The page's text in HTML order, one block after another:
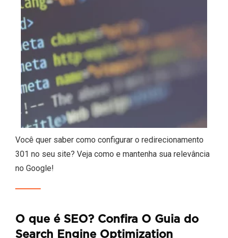
Você quer saber como configurar o redirecionamento
301 no seu site? Veja como e mantenha sua relevância
no Google!
O que é SEO? Confira O Guia do
Search Engine Optimization